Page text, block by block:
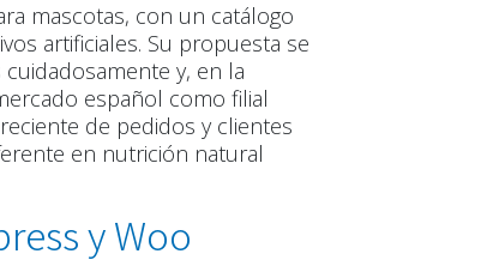
mascotas, con un catálogo
artificiales. Su propuesta se
y, en la
español como filial
de pedidos y clientes
en nutrición natural
y Woo